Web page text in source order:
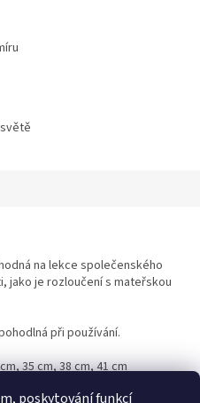
poskytování funkcí
na lekce společenského
jako je rozloučení s mateřskou
při používání.
35 cm, 38 cm, 41 cm